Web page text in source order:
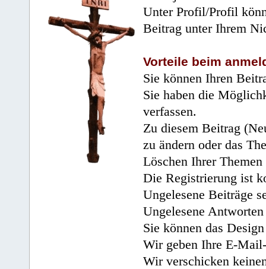
Unter Profil/Profil
Beitrag unter Ihrem
Vorteile beim
Sie können Ihren
Sie haben die
verfassen.
Zu diesem Beitrag
zu ändern oder das
Löschen Ihrer
Die Registrierung ist
Ungelesene Beiträge
Ungelesene
Sie können das
Wir geben Ihre E-
Wir verschicken